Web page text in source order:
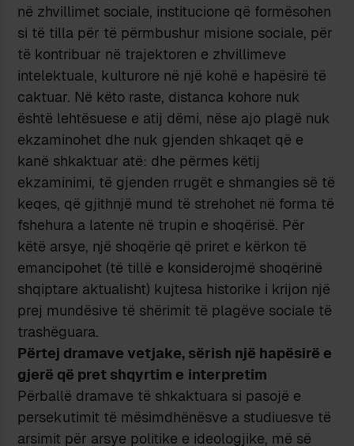
në zhvillimet sociale, institucione që formësohen
si të tilla për të përmbushur misione sociale, për
të kontribuar në trajektoren e zhvillimeve
intelektuale, kulturore në një kohë e hapësirë të
caktuar. Në këto raste, distanca kohore nuk
është lehtësuese e atij dëmi, nëse ajo plagë nuk
ekzaminohet dhe nuk gjenden shkaqet që e
kanë shkaktuar atë: dhe përmes këtij
ekzaminimi, të gjenden rrugët e shmangies së të
keqes, që gjithnjë mund të strehohet në forma të
fshehura a latente në trupin e shoqërisë. Për
këtë arsye, një shoqërie që priret e kërkon të
emancipohet (të tillë e konsiderojmë shoqërinë
shqiptare aktualisht) kujtesa historike i krijon një
prej mundësive të shërimit të plagëve sociale të
trashëguara.
Përtej dramave vetjake, sërish një hapësirë e
gjerë që pret shqyrtim e interpretim
Përballë dramave të shkaktuara si pasojë e
persekutimit të mësimdhënësve a studiuesve të
arsimit për arsye politike e ideologjike, më së